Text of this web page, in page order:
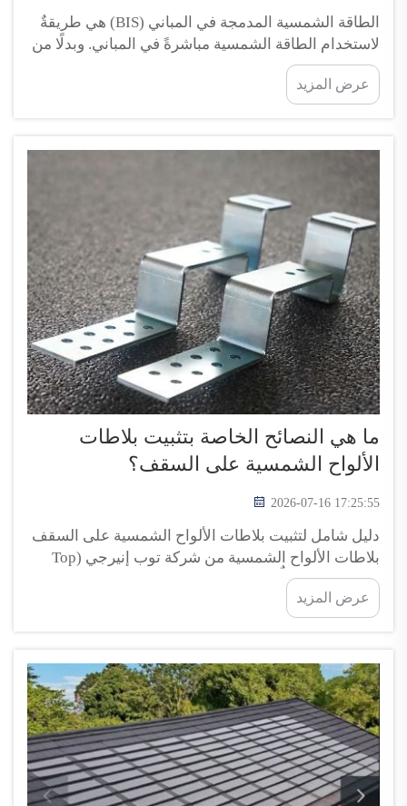
الطاقة الشمسية المدمجة في المباني (BIS) هي طريقةٌ
لاستخدام الطاقة الشمسية مباشرةً في المباني. وبدلًا من
تركيب الألواح الشمسية على أسطح المباني، تدمج هذه
الطريقة المواد الشمسية في هيكل المبنى نفسه. ومن
المتوقع أن تزداد شعبية تقنية BIS خلال العقد المقبل...
عرض المزيد
ما هي النصائح الخاصة بتثبيت بلاطات
الألواح الشمسية على السقف؟
2026-07-16 17:25:55
دليل شامل لتثبيت بلاطات الألواح الشمسية على السقف
بلاطات الألواح الشمسية من شركة توب إنيرجي (Top
Energy) هي حلٌّ مبتكر للسقف يجمع بين وظائف البلاط
التقليدي وتوليد الطاقة الشمسية. وهي تتيح للمالكين إنتاج
طاقة متجددة...
عرض المزيد